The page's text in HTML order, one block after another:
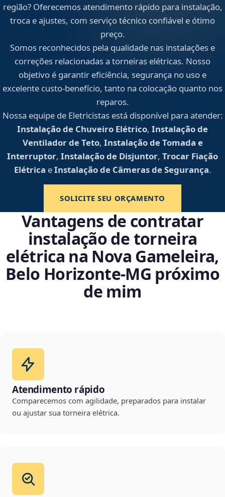
região? Oferecemos atendimento rápido para instalação,
troca e ajustes, com serviço técnico confiável e ótimo
preço.
Somos reconhecidos pela qualidade nas instalações e
correções relacionadas a torneiras elétricas. Nosso
objetivo é garantir eficiência, segurança no uso e
excelente custo-benefício, tanto na colocação quanto nos
reparos.
Nossa equipe de Eletricistas está disponível para atender:
Instalação de Chuveiro Elétrico, Instalação de
Ventilador de Teto, Instalação de Tomada e
Interruptor, Instalação de Disjuntor, Trocar Fiação
Elétrica eInstalação de Câmeras de Segurança.
SOLICITE SEU ORÇAMENTO
Vantagens de contratar
instalação de torneira
elétrica na Nova Gameleira,
Belo Horizonte‑MG próximo
de mim
Atendimento rápido
Comparecemos com agilidade, preparados para instalar
ou ajustar sua torneira elétrica.